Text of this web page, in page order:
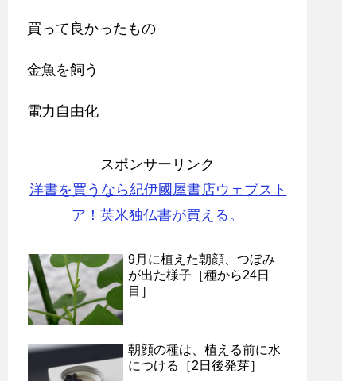
買って良かったもの
金魚を飼う
電力自由化
スポンサーリンク
洋書を買うなら紀伊國屋書店ウェブスト
ア！英米独仏書が買える。
9月に植えた朝顔、つぼみ
が出た様子［種から24日
目］
朝顔の種は、植える前に水
につける［2日後発芽］